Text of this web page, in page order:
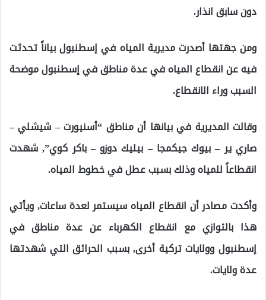
دون سابق انذار.
ومن جهتها أصدرت مديرية المياه في إسطنبول بياناً تحدثت
فيه عن انقطاع المياه في عدة مناطق في إسطنبول موضحة
السبب وراء الانقطاع.
وقالت المديرية في بيانها أن مناطق “أسنيورت – شيشلي –
صاري ير – بيوك جيكمجا – بيليك دوزو – باكر كوي”, شهدت
انقطاعاً للمياه وذلك بسبب عطل في خطوط المياه.
وأكدت مصادر أن انقطاع المياه سيستمر لعدة ساعات, ويأتي
هذا بالتوازي مع انقطاع الكهرباء عن عدة مناطق في
إسطنبول وولايات تركية أخرى, بسبب الحرائق التي شهدتها
عدة ولايات.